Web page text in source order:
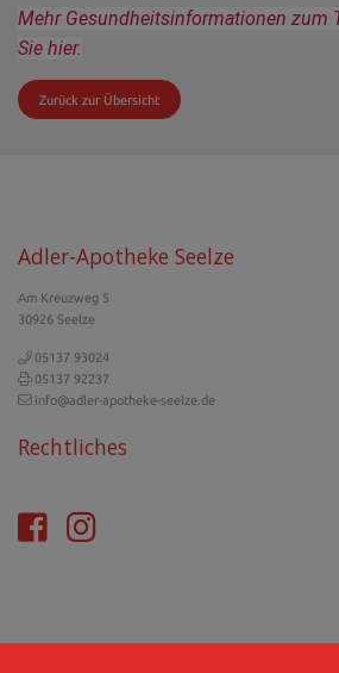
Zurück zur Übersicht
Mehr Gesundheitsinformationen zum
Sie hier.
Adler-Apotheke Seelze
Am Kreuzweg 5
30926 Seelze
05137 93024
05137 92237
info@adler-apotheke-seelze.de
Rechtliches